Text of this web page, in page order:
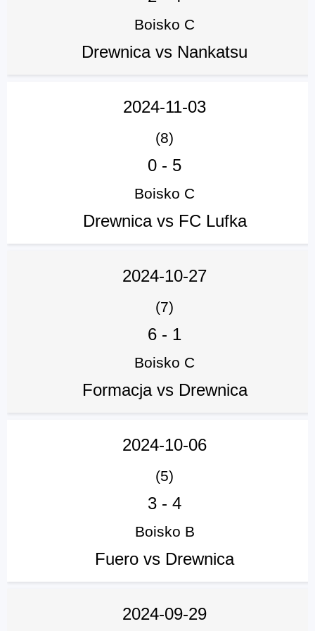
Boisko C
Drewnica vs Nankatsu
2024-11-03
(8)
0 - 5
Boisko C
Drewnica vs FC Lufka
2024-10-27
(7)
6 - 1
Boisko C
Formacja vs Drewnica
2024-10-06
(5)
3 - 4
Boisko B
Fuero vs Drewnica
2024-09-29